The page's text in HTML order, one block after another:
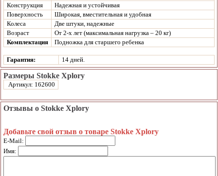
Конструкция
Надежная и устойчивая
Поверхность
Широкая, вместительная и удобная
Колеса
Две штуки, надежные
Возраст
От 2-х лет (максимальная нагрузка – 20 кг)
Комплектация
Подножка для старшего ребенка
Гарантия: 14 дней.
Размеры Stokke Xplory
Артикул: 162600
Отзывы о Stokke Xplory
Добавьте свой отзыв о товаре Stokke Xplory
E-Mail:
Имя: